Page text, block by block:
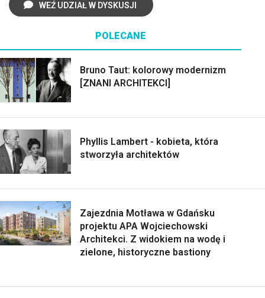
WEŹ UDZIAŁ W DYSKUSJI
POLECANE
Bruno Taut: kolorowy modernizm
[ZNANI ARCHITEKCI]
Phyllis Lambert - kobieta, która
stworzyła architektów
Zajezdnia Motława w Gdańsku
projektu APA Wojciechowski
Architekci. Z widokiem na wodę i
zielone, historyczne bastiony